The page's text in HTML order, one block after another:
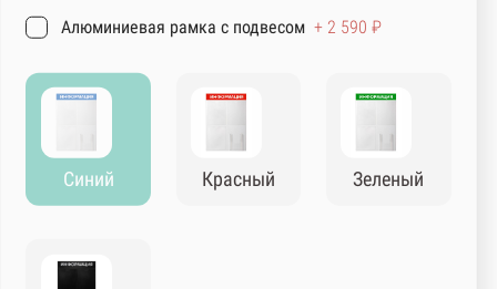
Алюминиевая рамка с подвесом + 2 590 ₽
Синий Красный Зеленый